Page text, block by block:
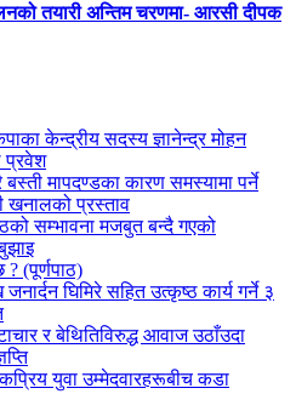
तयारी अन्तिम चरणमा- आरसी दीपक
केन्द्रीय सदस्य ज्ञानेन्द्र मोहन
प्रवेश
मापदण्डका कारण समस्यामा पर्ने
खनालको प्रस्ताव
सम्भावना मजबुत बन्दै गएको
(पूर्णपाठ)
घिमिरे सहित उत्कृष्ठ कार्य गर्ने ३
र बेथितिविरुद्ध आवाज उठाँउदा
युवा उम्मेदवारहरूबीच कडा